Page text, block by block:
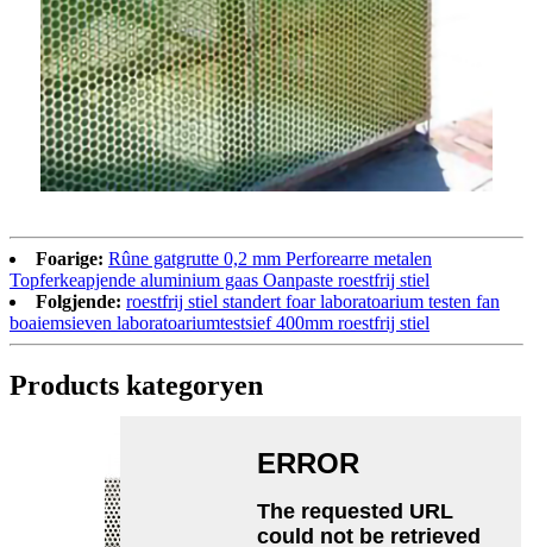
Foarige: Rûne gatgrutte 0,2 mm Perforearre metalen
Topferkeapjende aluminium gaas Oanpaste roestfrij stiel
Folgjende: roestfrij stiel standert foar laboratoarium testen fan
boaiemsieven laboratoariumtestsief 400mm roestfrij stiel
Products kategoryen